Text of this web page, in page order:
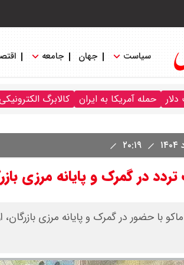
سیاست جهان جامعه
حمله آمریکا به ایران کالابرگ
در گمرک و پایانه مرزی
با حضور در گمرک و پایانه مرزی